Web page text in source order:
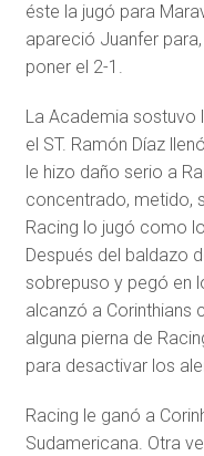
éste la jugó para
apareció Juanfer
poner el 2-1.
La Academia sostuvo
el ST. Ramón Díaz
le hizo daño serio a
concentrado, metido,
Racing lo jugó como
Después del baldazo
sobrepuso y pegó en
alcanzó a Corinthians
alguna pierna de
para desactivar los
Racing le ganó a
Sudamericana. Otra